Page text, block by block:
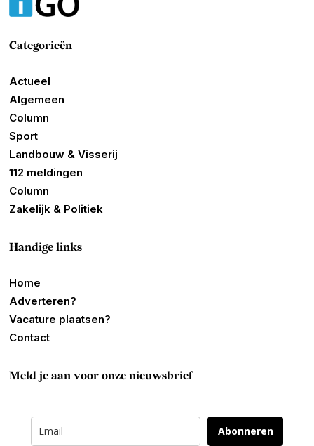
Categorieën
Actueel
Algemeen
Column
Sport
Landbouw & Visserij
112 meldingen
Column
Zakelijk & Politiek
Handige links
Home
Adverteren?
Vacature plaatsen?
Contact
Meld je aan voor onze nieuwsbrief
Abonneren